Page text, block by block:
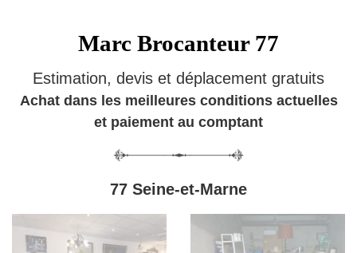
Marc Brocanteur 77
Estimation, devis et déplacement gratuits
Achat dans les meilleures conditions actuelles
et paiement au comptant
77 Seine-et-Marne